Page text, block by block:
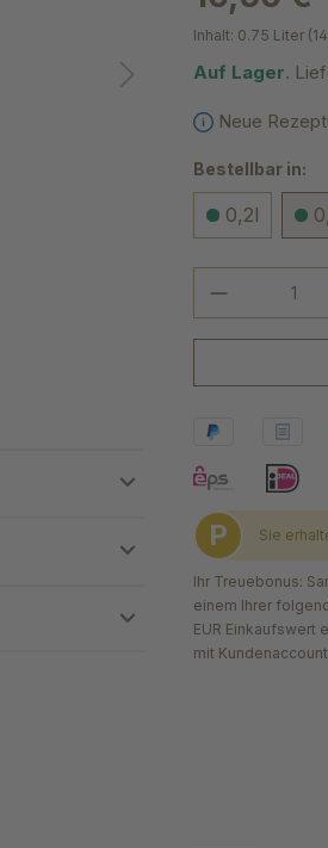
Inhalt: 0.75 Liter
Auf Lager.
Neue
Bestellbar in:
0,2l
Produkt
P Sie
Ihr Treuebonus:
einem Ihrer
EUR Einkaufswert
mit